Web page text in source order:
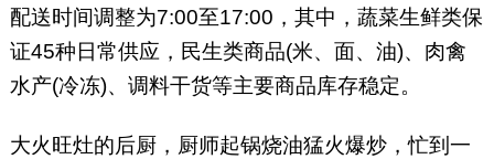
配送时间调整为7:00至17:00，其中，蔬菜生鲜类保
证45种日常供应，民生类商品(米、面、油)、肉禽
水产(冷冻)、调料干货等主要商品库存稳定。
大火旺灶的后厨，厨师起锅烧油猛火爆炒，忙到一